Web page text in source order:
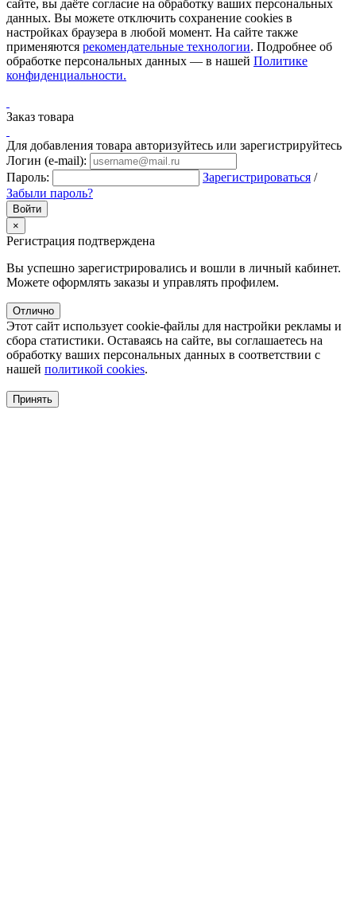
сайте, вы даёте согласие на обработку ваших персональных
данных. Вы можете отключить сохранение cookies в
настройках браузера в любой момент. На сайте также
применяются рекомендательные технологии. Подробнее об
обработке персональных данных — в нашей Политике
конфиденциальности.
Заказ товара
Для добавления товара авторизуйтесь или зарегистрируйтесь
Логин (e-mail):
Пароль:
Зарегистрироваться /
Забыли пароль?
×
Регистрация подтверждена
Вы успешно зарегистрировались и вошли в личный кабинет.
Можете оформлять заказы и управлять профилем.
Отлично
Этот сайт использует cookie-файлы для настройки рекламы и
сбора статистики. Оставаясь на сайте, вы соглашаетесь на
обработку ваших персональных данных в соответствии с
нашей политикой cookies.
Принять